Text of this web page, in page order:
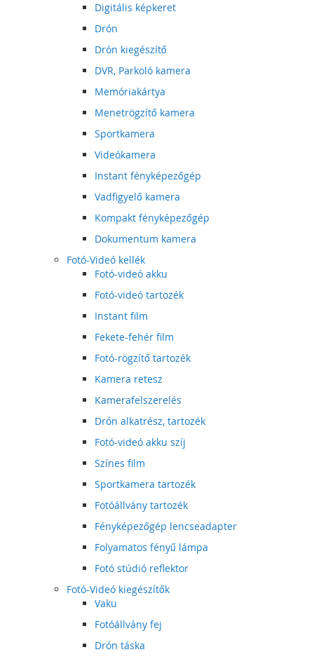
Digitális képkeret
Drón
Drón kiegészítő
DVR, Parkoló kamera
Memóriakártya
Menetrögzítő kamera
Sportkamera
Videókamera
Instant fényképezőgép
Vadfigyelő kamera
Kompakt fényképezőgép
Dokumentum kamera
Fotó-Videó kellék
Fotó-videó akku
Fotó-videó tartozék
Instant film
Fekete-fehér film
Fotó-rögzítő tartozék
Kamera retesz
Kamerafelszerelés
Drón alkatrész, tartozék
Fotó-videó akku szíj
Színes film
Sportkamera tartozék
Fotóállvány tartozék
Fényképezőgép lencseadapter
Folyamatos fényű lámpa
Fotó stúdió reflektor
Fotó-Videó kiegészítők
Vaku
Fotóállvány fej
Drón táska